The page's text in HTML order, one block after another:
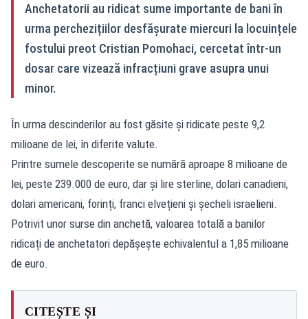
Anchetatorii au ridicat sume importante de bani în
urma perchezițiilor desfășurate miercuri la locuințele
fostului preot Cristian Pomohaci, cercetat într-un
dosar care vizează infracțiuni grave asupra unui
minor.
În urma descinderilor au fost găsite și ridicate peste 9,2
milioane de lei, în diferite valute.
Printre sumele descoperite se numără aproape 8 milioane de
lei, peste 239.000 de euro, dar și lire sterline, dolari canadieni,
dolari americani, forinți, franci elvețieni și șecheli israelieni.
Potrivit unor surse din anchetă, valoarea totală a banilor
ridicați de anchetatori depășește echivalentul a 1,85 milioane
de euro.
CITEȘTE ȘI